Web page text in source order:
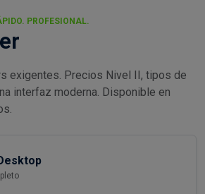
PROFESIONAL.
exigentes. Precios Nivel II, tipos de
interfaz moderna. Disponible en